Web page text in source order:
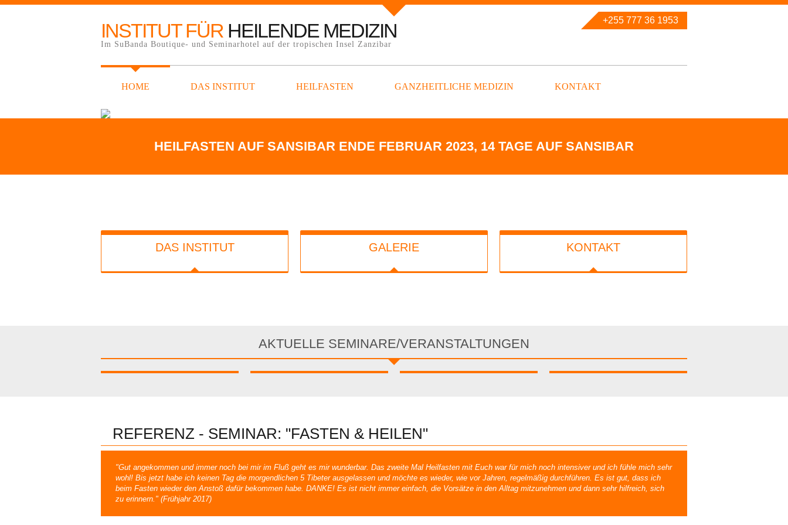
INSTITUT FÜR HEILENDE MEDIZIN
Im SuBanda Boutique- und Seminarhotel auf der tropischen Insel Zanzibar
+255 777 36 1953
HOME DAS INSTITUT HEILFASTEN GANZHEITLICHE MEDIZIN KONTAKT
HEILFASTEN AUF SANSIBAR ENDE FEBRUAR 2023, 14 TAGE AUF SANSIBAR
DAS INSTITUT GALERIE KONTAKT
AKTUELLE SEMINARE/VERANSTALTUNGEN
REFERENZ - SEMINAR: "FASTEN & HEILEN"
"Gut angekommen und immer noch bei mir im Fluß geht es mir wunderbar. Das zweite Mal Heilfasten mit Euch war für mich noch intensiver und ich fühle mich sehr
wohl! Bis jetzt habe ich keinen Tag die morgendlichen 5 Tibeter ausgelassen und möchte es wieder, wie vor Jahren, regelmäßig durchführen. Es ist gut, dass ich
beim Fasten wieder den Anstoß dafür bekommen habe. DANKE! Es ist nicht immer einfach, die Vorsätze in den Alltag mitzunehmen und dann sehr hilfreich, sich
zu erinnern." (Frühjahr 2017)